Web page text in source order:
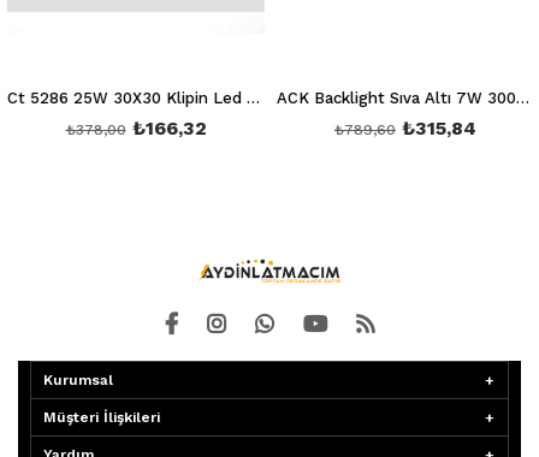
Ct 5286 25W 30X30 Klipin Led Panel Sıva Altı (Beyaz) 6400K
₺166,32
₺378,00
ACK Backlight Sıva Altı 7W 3000K AD05-00700
₺315,84
₺789,60
Kurumsal
Müşteri İlişkileri